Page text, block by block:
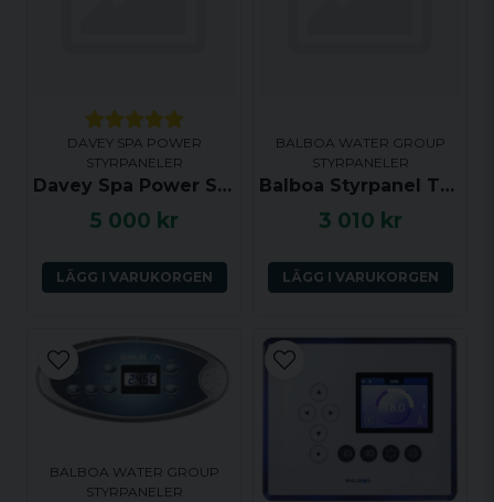
DAVEY SPA POWER
STYRPANELER
Davey Spa Power SP800 Touch Panel - Temp Up/Light, Temp Down, Jets, Blower
5 000 kr
LÄGG I VARUKORGEN
BALBOA WATER GROUP
STYRPANELER
Balboa Styrpanel TP540 - Warm, Cool, Menu, Light, Jets, Aux - 57310
3 010 kr
LÄGG I VARUKORGEN
BALBOA WATER GROUP
STYRPANELER